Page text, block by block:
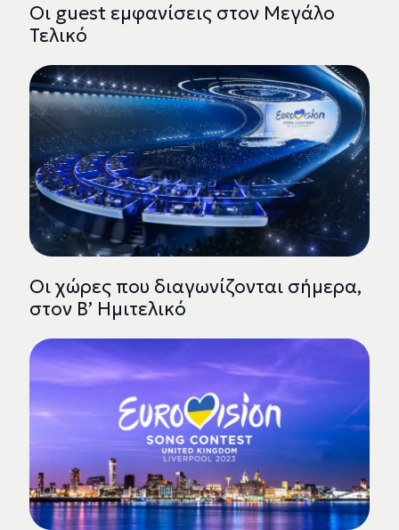
Οι guest εμφανίσεις στον Μεγάλο
Τελικό
Οι χώρες που διαγωνίζονται σήμερα,
στον Β’ Ημιτελικό